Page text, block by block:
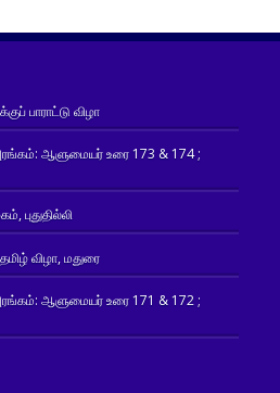
பாராட்டு விழா
ஆளுமையர் உரை 173 & 174 ;
புதுதில்லி
விழா, மதுரை
ஆளுமையர் உரை 171 & 172 ;